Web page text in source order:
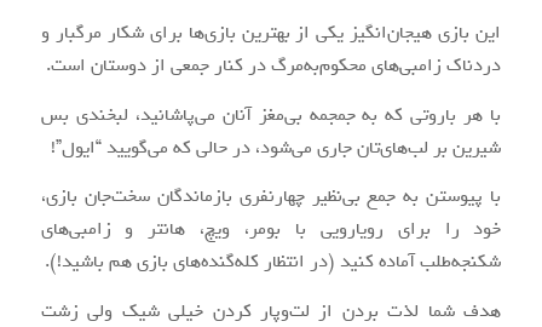
این بازی هیجان‌انگیز یکی از بهترین بازی‌ها برای شکار مرگبار و
دردناک زامبی‌های محکوم‌به‌مرگ در کنار جمعی از دوستان است.
با هر باروتی که به جمجمه بی‌‌مغز آنان می‌پاشانید، لبخندی بس
شیرین بر لب‌های‌تان جاری می‌شود، در حالی که می‌گویید “ایول”!
با پیوستن به جمع بی‌نظیر چهارنفری بازماندگان سخت‌جان بازی،
خود را برای رویارویی با بومر، ویچ، هانتر و زامبی‌های
شکنجه‌طلب آماده کنید (در انتظار کله‌گنده‌های بازی هم باشید!).
هدف شما لذت بردن از لت‌وپار کردن خیلی شیک ولی زشت